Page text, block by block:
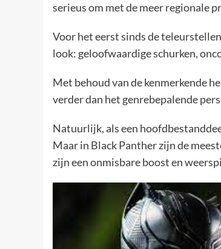
serieus om met de meer regionale
Voor het eerst sinds de
look: geloofwaardige schurken,
Met behoud van de kenmerkende
verder dan het genrebepalende
Natuurlijk, als een
Maar in Black Panther zijn de
zijn een onmisbare boost en